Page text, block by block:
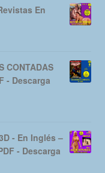
En
CONTADAS
- Descarga
- En Inglés –
- Descarga